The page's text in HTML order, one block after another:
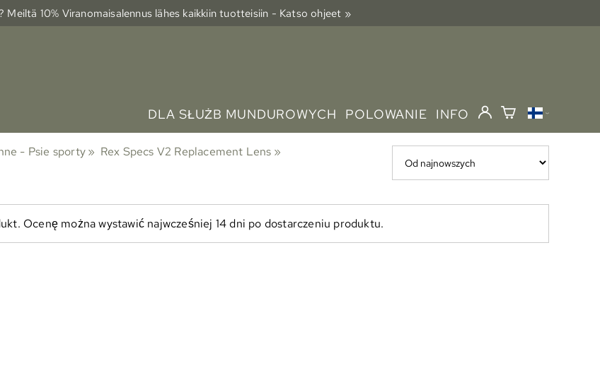
Meiltä 10% Viranomais­alennus lähes kaikkiin tuotteisiin - Katso ohjeet »
DLA SŁUŻB MUNDUROWYCH POLOWANIE INFO
- Psie sporty‪» Rex Specs V2 Replacement Lens ‪»
Ocenę można wystawić najwcześniej 14 dni po dostarczeniu produktu.